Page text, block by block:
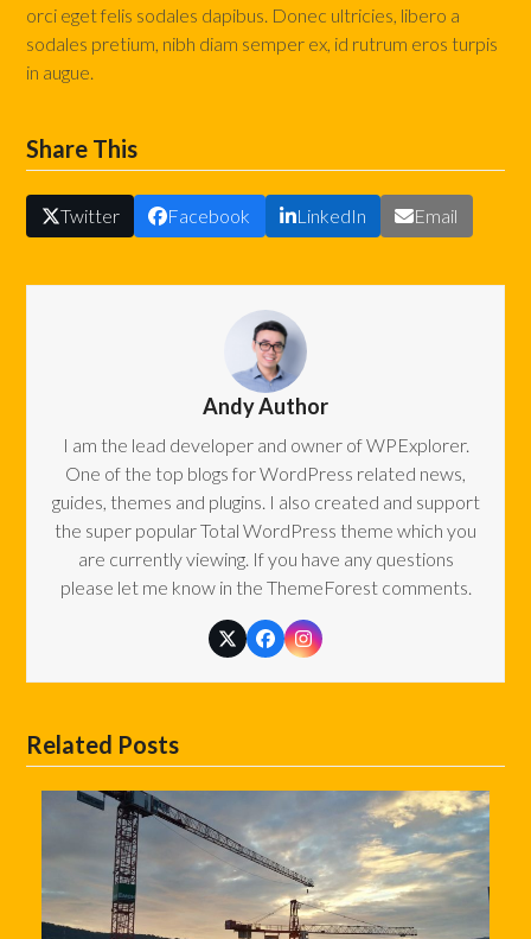
orci eget felis sodales dapibus. Donec ultricies, libero a
sodales pretium, nibh diam semper ex, id rutrum eros turpis
in augue.
Share This
Twitter Facebook LinkedIn Email
Andy Author
I am the lead developer and owner of WPExplorer.
One of the top blogs for WordPress related news,
guides, themes and plugins. I also created and support
the super popular Total WordPress theme which you
are currently viewing. If you have any questions
please let me know in the ThemeForest comments.
TwitterFacebookInstagram
Related Posts